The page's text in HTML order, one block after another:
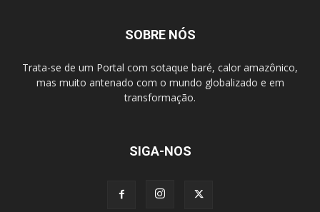
SOBRE NÓS
Trata-se de um Portal com sotaque baré, calor amazônico,
mas muito antenado com o mundo globalizado e em
transformação.
SIGA-NOS